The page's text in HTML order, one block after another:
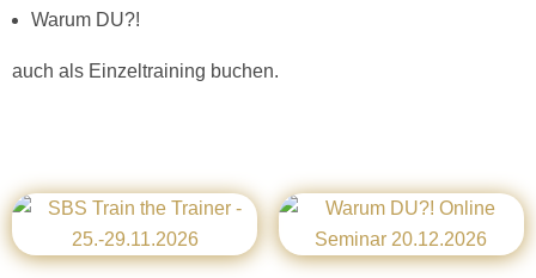
Warum DU?!
auch als Einzeltraining buchen.